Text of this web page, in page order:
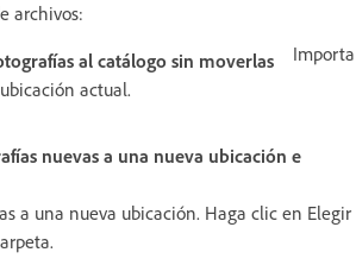
archivos:
al catálogo sin moverlas
Importa
actual.
nuevas a una nueva ubicación e
a una nueva ubicación. Haga clic en Elegir